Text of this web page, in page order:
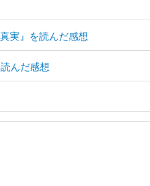
実』を読んだ感想
んだ感想